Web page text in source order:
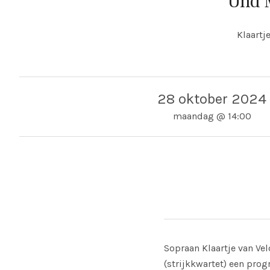
28 oktober 2024
maandag @ 14:00
Sopraan Klaartje van
(strijkkwartet) een